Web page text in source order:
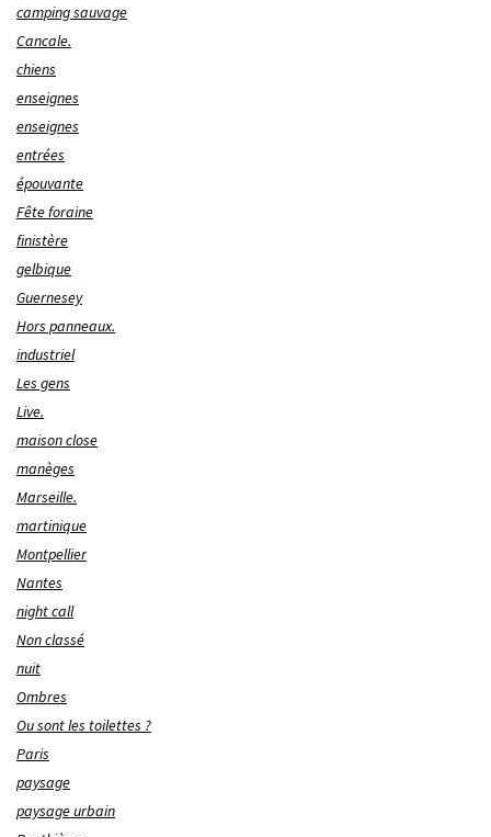
camping sauvage
Cancale.
chiens
enseignes
enseignes
entrées
épouvante
Fête foraine
finistère
gelbique
Guernesey
Hors panneaux.
industriel
Les gens
Live.
maison close
manèges
Marseille.
martinique
Montpellier
Nantes
night call
Non classé
nuit
Ombres
Ou sont les toilettes ?
Paris
paysage
paysage urbain